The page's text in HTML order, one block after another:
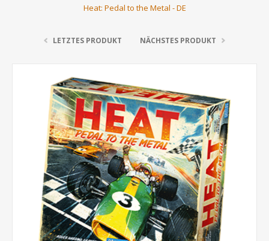
Heat: Pedal to the Metal - DE
LETZTES PRODUKT NÄCHSTES PRODUKT